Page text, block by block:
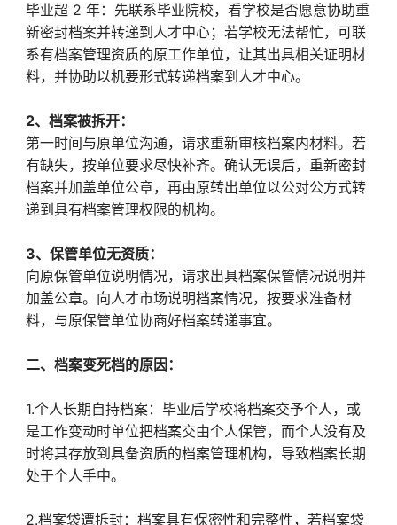
毕业超 2 年：先联系毕业院校，看学校是否愿意协助重
新密封档案并转递到人才中心；若学校无法帮忙，可联
系有档案管理资质的原工作单位，让其出具相关证明材
料，并协助以机要形式转递档案到人才中心。
2、档案被拆开：
第一时间与原单位沟通，请求重新审核档案内材料。若
有缺失，按单位要求尽快补齐。确认无误后，重新密封
档案并加盖单位公章，再由原转出单位以公对公方式转
递到具有档案管理权限的机构。
3、保管单位无资质：
向原保管单位说明情况，请求出具档案保管情况说明并
加盖公章。向人才市场说明档案情况，按要求准备材
料，与原保管单位协商好档案转递事宜。
二、档案变死档的原因：
1.个人长期自持档案：毕业后学校将档案交予个人，或
是工作变动时单位把档案交由个人保管，而个人没有及
时将其存放到具备资质的档案管理机构，导致档案长期
处于个人手中。
2.档案袋遭拆封：档案具有保密性和完整性，若档案袋